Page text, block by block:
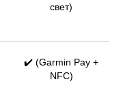
свет)
✔️ (Garmin Pay +
NFC)